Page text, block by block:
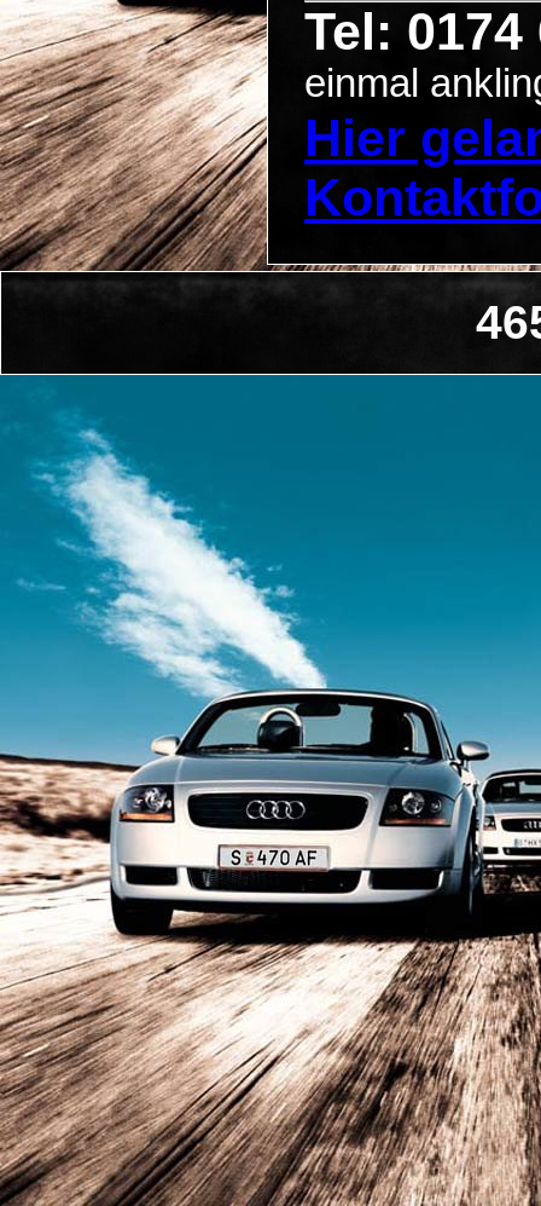
Tel: 0174
einmal
Hier